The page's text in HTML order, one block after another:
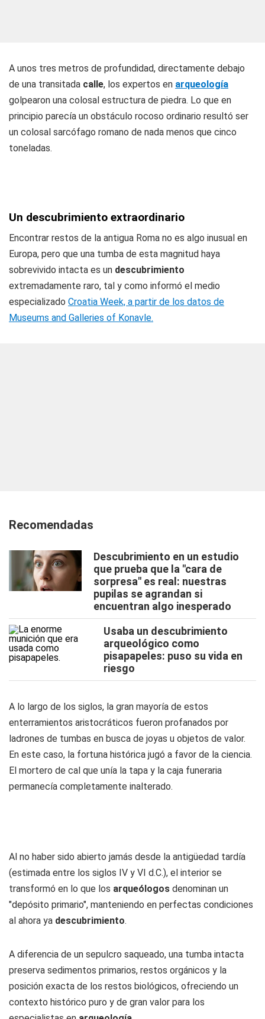
A unos tres metros de profundidad, directamente debajo
de una transitada calle, los expertos en arqueología
golpearon una colosal estructura de piedra. Lo que en
principio parecía un obstáculo rocoso ordinario resultó ser
un colosal sarcófago romano de nada menos que cinco
toneladas.
Un descubrimiento extraordinario
Encontrar restos de la antigua Roma no es algo inusual en
Europa, pero que una tumba de esta magnitud haya
sobrevivido intacta es un descubrimiento
extremadamente raro, tal y como informó el medio
especializado Croatia Week, a partir de los datos de
Museums and Galleries of Konavle.
Recomendadas
Descubrimiento en un estudio
que prueba que la "cara de
sorpresa" es real: nuestras
pupilas se agrandan si
encuentran algo inesperado
Usaba un descubrimiento
arqueológico como
pisapapeles: puso su vida en
riesgo
A lo largo de los siglos, la gran mayoría de estos
enterramientos aristocráticos fueron profanados por
ladrones de tumbas en busca de joyas u objetos de valor.
En este caso, la fortuna histórica jugó a favor de la ciencia.
El mortero de cal que unía la tapa y la caja funeraria
permanecía completamente inalterado.
Al no haber sido abierto jamás desde la antigüedad tardía
(estimada entre los siglos IV y VI d.C.), el interior se
transformó en lo que los arqueólogos denominan un
"depósito primario", manteniendo en perfectas condiciones
al ahora ya descubrimiento.
A diferencia de un sepulcro saqueado, una tumba intacta
preserva sedimentos primarios, restos orgánicos y la
posición exacta de los restos biológicos, ofreciendo un
contexto histórico puro y de gran valor para los